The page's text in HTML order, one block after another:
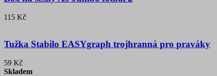
115 Kč
Tužka Stabilo EASYgraph trojhranná pro praváky
59 Kč
Skladem